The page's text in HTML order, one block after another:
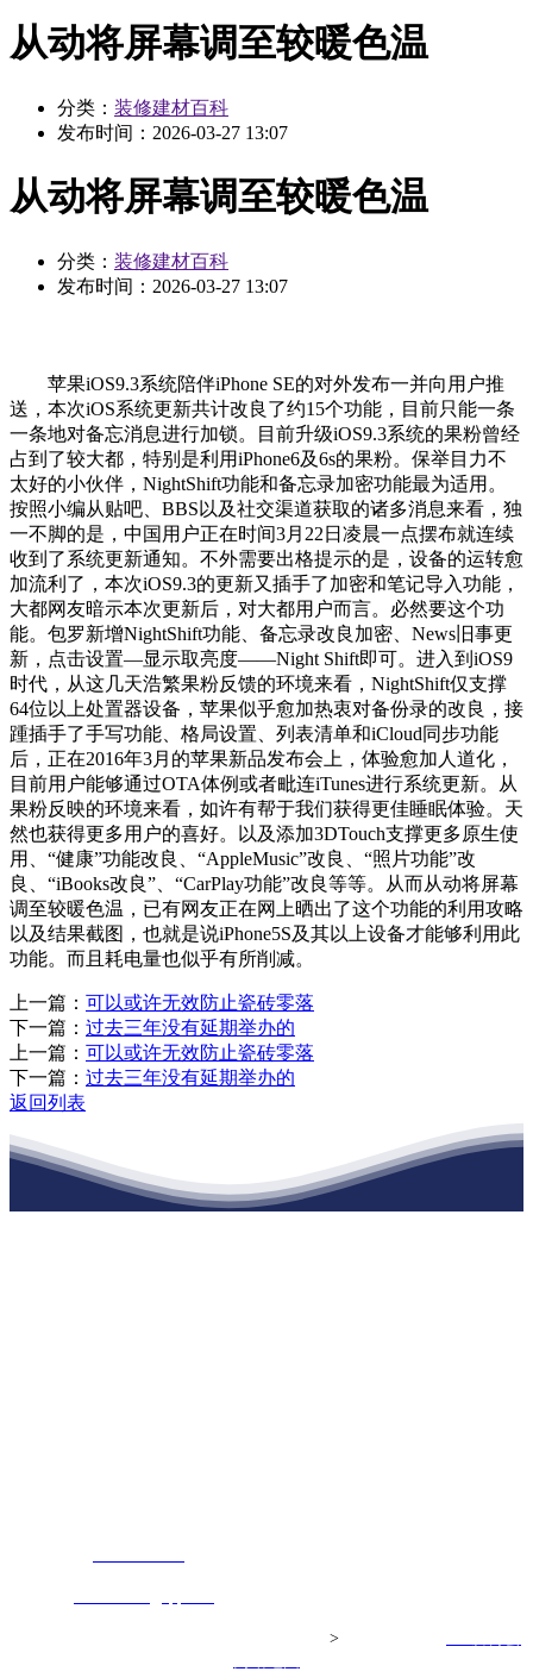
从动将屏幕调至较暖色温
分类： 装修建材百科
发布时间： 2026-03-27 13:07
从动将屏幕调至较暖色温
分类： 装修建材百科
发布时间： 2026-03-27 13:07
苹果iOS9.3系统陪伴iPhone SE的对外发布一并向用户推
送，本次iOS系统更新共计改良了约15个功能，目前只能一条
一条地对备忘消息进行加锁。目前升级iOS9.3系统的果粉曾经
占到了较大都，特别是利用iPhone6及6s的果粉。保举目力不
太好的小伙伴，NightShift功能和备忘录加密功能最为适用。
按照小编从贴吧、BBS以及社交渠道获取的诸多消息来看，独
一不脚的是，中国用户正在时间3月22日凌晨一点摆布就连续
收到了系统更新通知。不外需要出格提示的是，设备的运转愈
加流利了，本次iOS9.3的更新又插手了加密和笔记导入功能，
大都网友暗示本次更新后，对大都用户而言。必然要这个功
能。包罗新增NightShift功能、备忘录改良加密、News旧事更
新，点击设置—显示取亮度——Night Shift即可。进入到iOS9
时代，从这几天浩繁果粉反馈的环境来看，NightShift仅支撑
64位以上处置器设备，苹果似乎愈加热衷对备份录的改良，接
踵插手了手写功能、格局设置、列表清单和iCloud同步功能
后，正在2016年3月的苹果新品发布会上，体验愈加人道化，
目前用户能够通过OTA体例或者毗连iTunes进行系统更新。从
果粉反映的环境来看，如许有帮于我们获得更佳睡眠体验。天
然也获得更多用户的喜好。以及添加3DTouch支撑更多原生使
用、“健康”功能改良、“AppleMusic”改良、“照片功能”改
良、“iBooks改良”、“CarPlay功能”改良等等。从而从动将屏幕
调至较暖色温，已有网友正在网上晒出了这个功能的利用攻略
以及结果截图，也就是说iPhone5S及其以上设备才能够利用此
功能。而且耗电量也似乎有所削减。
上一篇： 可以或许无效防止瓷砖零落
下一篇： 过去三年没有延期举办的
上一篇： 可以或许无效防止瓷砖零落
下一篇： 过去三年没有延期举办的
返回列表
>